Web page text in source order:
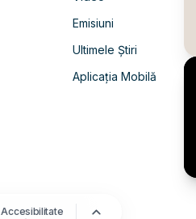
Accesibilitate
Emisiuni
Ultimele Știri
Aplicația Mobilă